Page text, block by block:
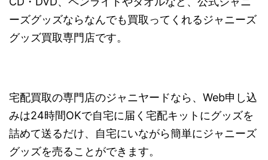
ーズグッズならなんでも買取ってくれるジャニーズ
グッズ買取専門店です。
宅配買取の専門店のジャニヤードなら、Web申し込
みは24時間OKで自宅に届く宅配キットにグッズを
詰めて送るだけ、自宅にいながら簡単にジャニーズ
グッズを売ることができます。